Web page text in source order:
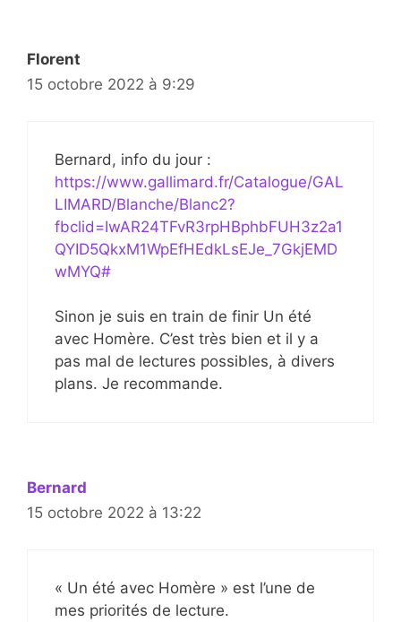
Florent
15 octobre 2022 à 9:29
Bernard, info du jour :
https://www.gallimard.fr/Catalogue/GAL
LIMARD/Blanche/Blanc2?
fbclid=IwAR24TFvR3rpHBphbFUH3z2a1
QYID5QkxM1WpEfHEdkLsEJe_7GkjEMD
wMYQ#
Sinon je suis en train de finir Un été
avec Homère. C’est très bien et il y a
pas mal de lectures possibles, à divers
plans. Je recommande.
Bernard
15 octobre 2022 à 13:22
« Un été avec Homère » est l’une de
mes priorités de lecture.